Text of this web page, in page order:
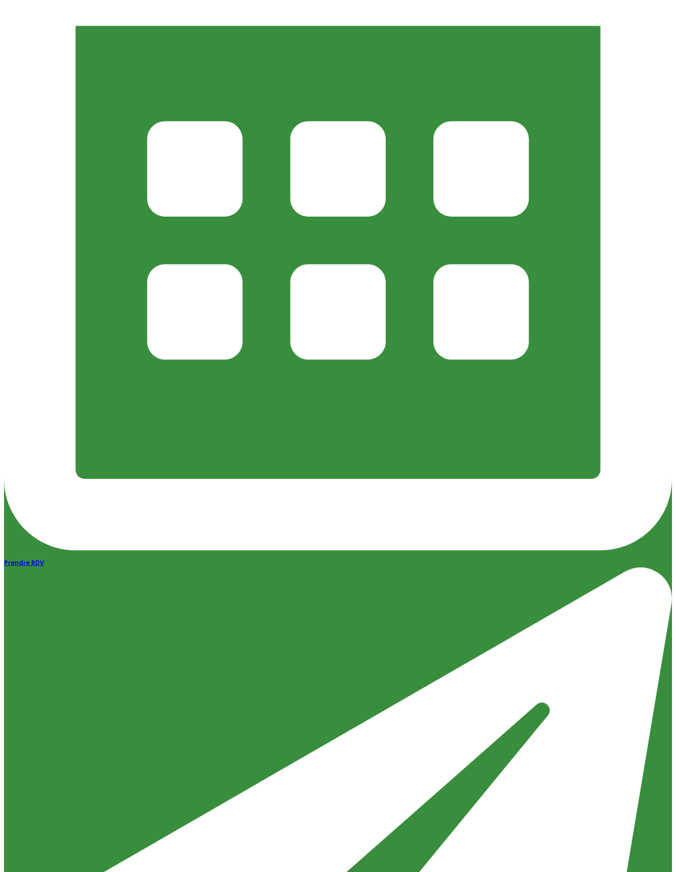
Prendre RDV